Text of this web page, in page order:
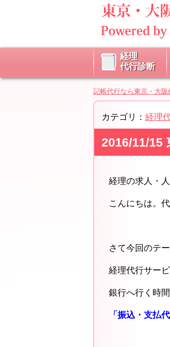
経理
代行診断
記帳代行なら東京・大
カテゴリ： 経理
2016/11/15
経理の求人・
こんにちは。
さて今回のテ
経理代行サー
銀行へ行く時
「振込・支払